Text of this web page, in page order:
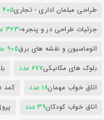
طراحی مبلمان اداری - تجاری405 عدد
جزئیات طراحی در و پنجره3630 عدد
اتوماسیون و نقشه های برق905 عدد
بلوک های مکانیکی677 عدد
اتاق خواب مهمان18 عدد کمد
اتاق خواب کودکان39 عدد